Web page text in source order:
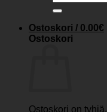
Ostoskori / 0.00€
Ostoskori
Ostoskori on tyhjä.